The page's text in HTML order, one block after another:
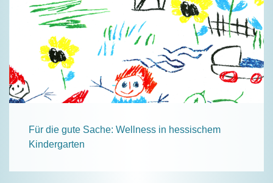
Für die gute Sache: Wellness in hessischem
Kindergarten